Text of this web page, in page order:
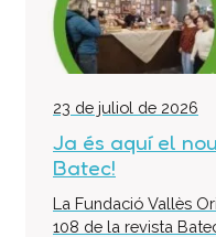
Col·labora
23 de juliol de 2026
Ja és aquí el
Batec!
La Fundació Vallès
108 de la revista